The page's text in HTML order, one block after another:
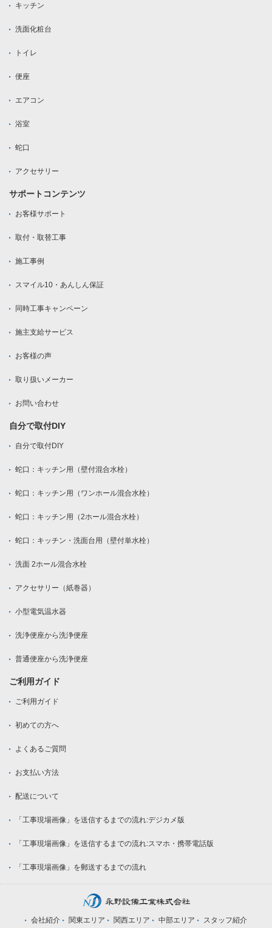
キッチン
洗面化粧台
トイレ
便座
エアコン
浴室
蛇口
アクセサリー
サポートコンテンツ
お客様サポート
取付・取替工事
施工事例
スマイル10・あんしん保証
同時工事キャンペーン
施主支給サービス
お客様の声
取り扱いメーカー
お問い合わせ
自分で取付DIY
自分で取付DIY
蛇口：キッチン用（壁付混合水栓）
蛇口：キッチン用（ワンホール混合水栓）
蛇口：キッチン用（2ホール混合水栓）
蛇口：キッチン・洗面台用（壁付単水栓）
洗面 2ホール混合水栓
アクセサリー（紙巻器）
小型電気温水器
洗浄便座から洗浄便座
普通便座から洗浄便座
ご利用ガイド
ご利用ガイド
初めての方へ
よくあるご質問
お支払い方法
配送について
「工事現場画像」を送信するまでの流れ:デジカメ版
「工事現場画像」を送信するまでの流れ:スマホ・携帯電話版
「工事現場画像」を郵送するまでの流れ
会社紹介 関東エリア 関西エリア 中部エリア スタッフ紹介